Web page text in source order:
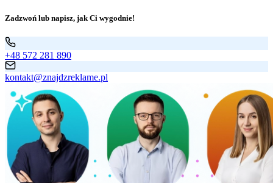
Zadzwoń lub napisz, jak Ci wygodnie!
+48 572 281 890
kontakt@znajdzreklame.pl